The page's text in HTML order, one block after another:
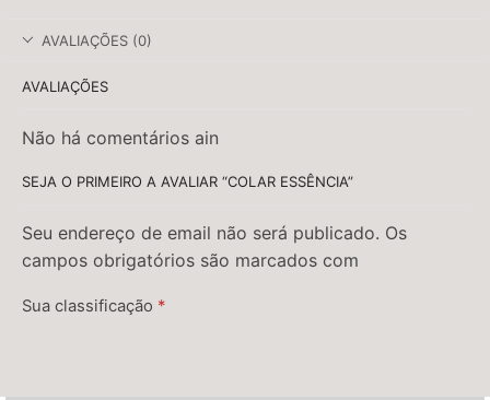
AVALIAÇÕES (0)
AVALIAÇÕES
Não há comentários ain
SEJA O PRIMEIRO A AVALIAR “COLAR ESSÊNCIA”
Seu endereço de email não será publicado. Os
campos obrigatórios são marcados com
Sua classificação *